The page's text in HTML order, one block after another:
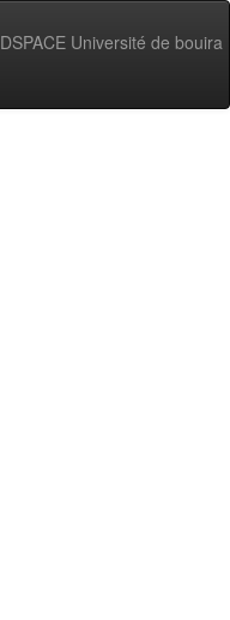
DSPACE Université de bouira